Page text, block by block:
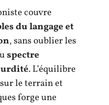
couvre
du langage et
, sans oublier les
spectre
. L’équilibre
le terrain et
forge une